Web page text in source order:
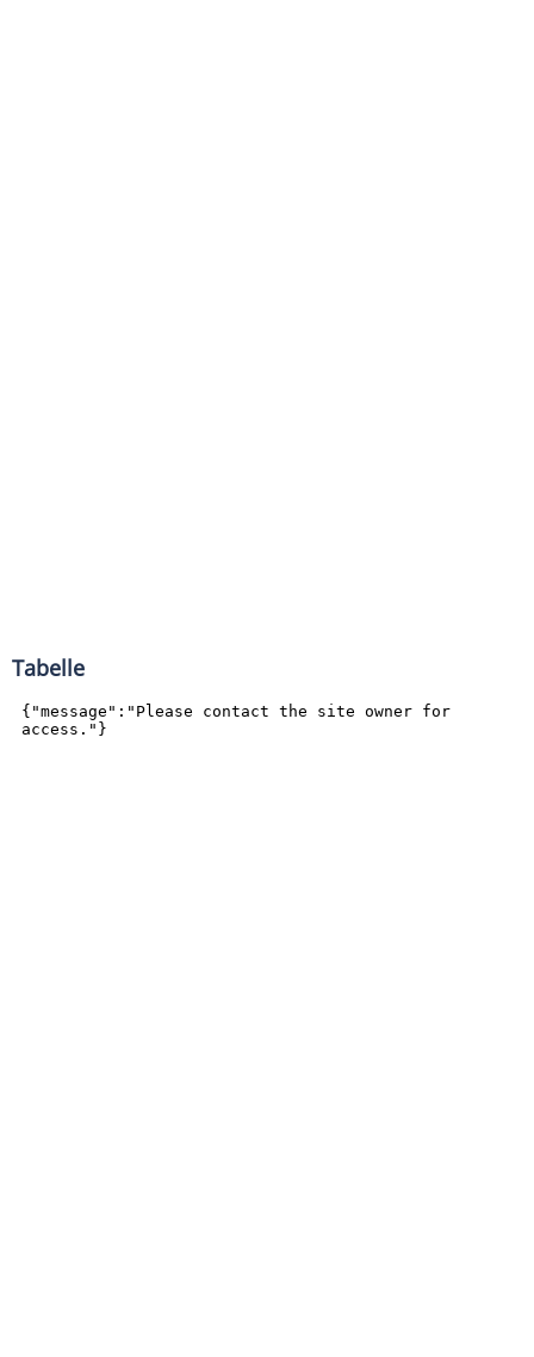
Tabelle